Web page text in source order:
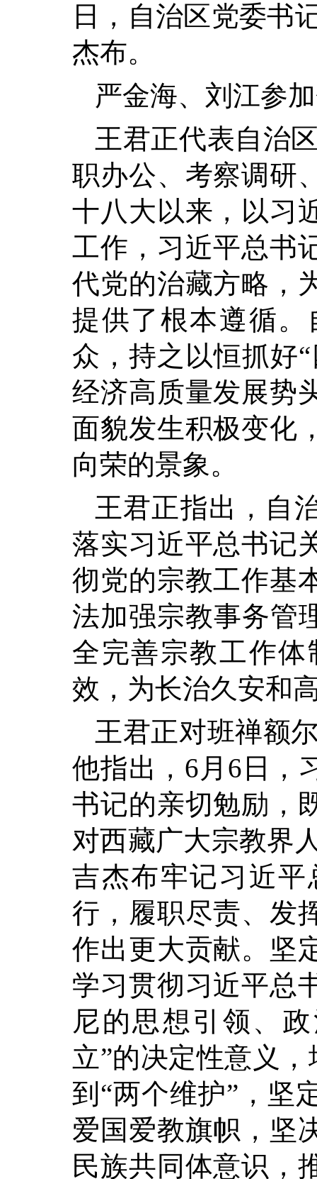
日，自治区党委书
杰布。
严金海、刘江参
王君正代表自治
职办公、考察调研
十八大以来，以习
工作，习近平总书
代党的治藏方略，
提供了根本遵循
众，持之以恒抓好
经济高质量发展势
面貌发生积极变化
向荣的景象。
王君正指出，自
落实习近平总书记
彻党的宗教工作基
法加强宗教事务管
全完善宗教工作
效，为长治久安和
王君正对班禅额
他指出，6月6日，
书记的亲切勉励，
对西藏广大宗教界
吉杰布牢记习近
行，履职尽责、发
作出更大贡献。坚
学习贯彻习近平总
尼的思想引领、
立”的决定性意义
到“两个维护”，坚
爱国爱教旗帜，坚
民族共同体意识，